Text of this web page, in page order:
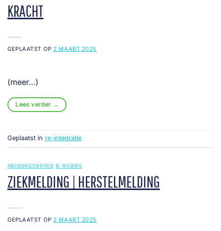
KRACHT
GEPLAATST OP2 MAART 2025
(meer…)
Lees verder →
Geplaatst in re-integratie
ARBEIDSONGESCHIKTHEID RE-INTEGRATIE
ZIEKMELDING | HERSTELMELDING
GEPLAATST OP 2 MAART 2025